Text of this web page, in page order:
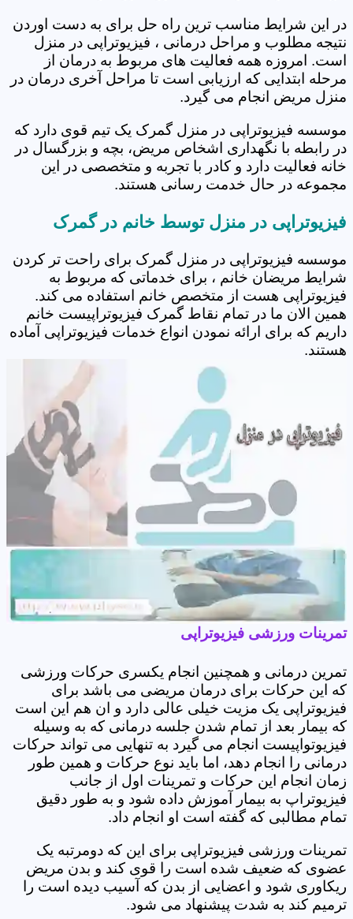
در این شرایط مناسب ترین راه حل برای به دست اوردن
نتیجه مطلوب و مراحل درمانی ، فیزیوتراپی در منزل
است. امروزه همه فعالیت های مربوط به درمان از
مرحله ابتدایی که ارزیابی است تا مراحل آخری درمان در
منزل مریض انجام می گیرد.
موسسه فیزیوتراپی در منزل گمرک یک تیم قوی دارد که
در رابطه با نگهداری اشخاص مریض، بچه و بزرگسال در
خانه فعالیت دارد و کادر با تجربه و متخصصی در این
مجموعه در حال خدمت رسانی هستند.
فیزیوتراپی در منزل توسط خانم در گمرک
موسسه فیزیوتراپی در منزل گمرک برای راحت تر کردن
شرایط مریضان خانم ، برای خدماتی که مربوط به
فیزیوتراپی هست از متخصص خانم استفاده می کند.
همین الان ما در تمام نقاط گمرک فیزیوتراپیست خانم
داریم که برای ارائه نمودن انواع خدمات فیزیوتراپی آماده
هستند.
تمرینات ورزشی فیزیوتراپی
تمرین درمانی و همچنین انجام یکسری حرکات ورزشی
که این حرکات برای درمان مریضی می باشد برای
فیزیوتراپی یک مزیت خیلی عالی دارد و ان هم این است
که بیمار بعد از تمام شدن جلسه درمانی که به وسیله
فیزیوتواپیست انجام می گیرد به تنهایی می تواند حرکات
درمانی را انجام دهد، اما باید نوع حرکات و همین طور
زمان انجام این حرکات و تمرینات اول از جانب
فیزیوتراپ به بیمار آموزش داده شود و به طور دقیق
تمام مطالبی که گفته است او انجام داد.
تمرینات ورزشی فیزیوتراپی برای این که دومرتبه یک
عضوی که ضعیف شده است را قوی کند و بدن مریض
ریکاوری شود و اعضایی از بدن که آسیب دیده است را
ترمیم کند به شدت پیشنهاد می شود.